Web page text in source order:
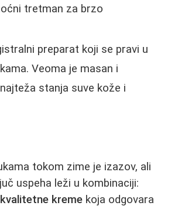
tretman za brzo
preparat koji se pravi u
Veoma je masan i
stanja suve kože i
tokom zime je izazov, ali
uspeha leži u kombinaciji:
kreme koja odgovara